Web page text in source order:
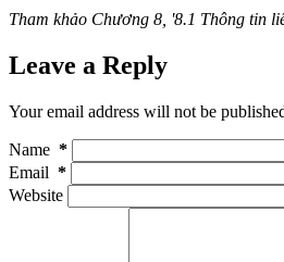
Tham khảo Chương 8, '8.1 Thông tin
Leave a Reply
Your email address will not be
Name *
Email *
Website